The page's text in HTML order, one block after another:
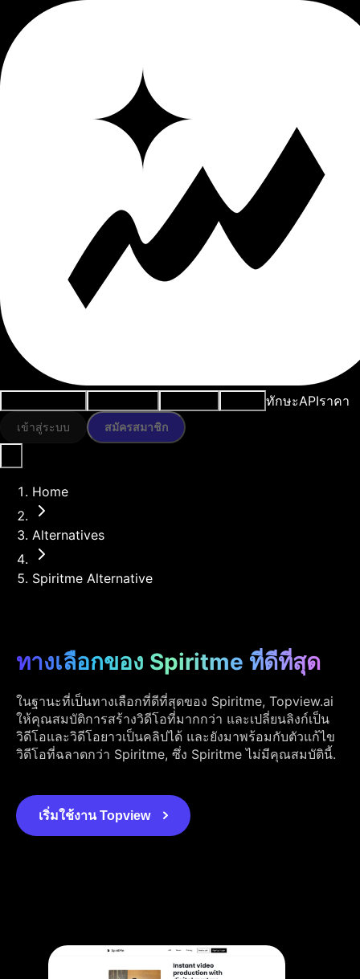
ทักษะAPIราคา
เข้าสู่ระบบ สมัครสมาชิก
Home
Alternatives
Spiritme Alternative
ทางเลือกของ Spiritme ที่ดีที่สุด
ในฐานะที่เป็นทางเลือกที่ดีที่สุดของ Spiritme, Topview.ai
ให้คุณสมบัติการสร้างวิดีโอที่มากกว่า และเปลี่ยนลิงก์เป็น
วิดีโอและวิดีโอยาวเป็นคลิปได้ และยังมาพร้อมกับตัวแก้ไข
วิดีโอที่ฉลาดกว่า Spiritme, ซึ่ง Spiritme ไม่มีคุณสมบัตินี้.
เริ่มใช้งาน Topview